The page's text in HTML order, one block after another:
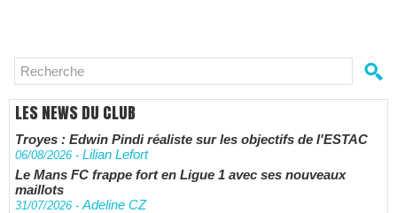
LES NEWS DU CLUB
Troyes : Edwin Pindi réaliste sur les objectifs de l'ESTAC
06/08/2026 - Lilian Lefort
Le Mans FC frappe fort en Ligue 1 avec ses nouveaux
maillots
31/07/2026 -Adeline CZ